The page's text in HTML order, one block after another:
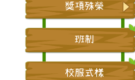
獎項殊榮
班制
校服式樣